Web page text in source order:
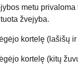
metu
žvejyba.
kortelę (lašišų
kortelę (kitų